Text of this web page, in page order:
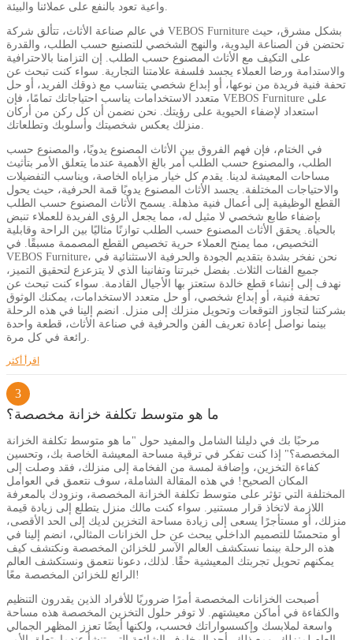
في عالم صناعة الأثاث، تتألق شركة VEBOS Furniture بشكل مشرق، حيث
تحتضن فن الصناعة اليدوية، والنهج الشخصي للتصنيع حسب الطلب، والقدرة
على التكيف مع الأثاث المصنوع حسب الطلب. إن التزامنا بالاحترافية
والاستدامة ورضا العملاء يجسد فلسفة علامتنا التجارية. سواء كنت تبحث عن
تحفة فنية فريدة من نوعها، أو إبداع شخصي يتناسب مع ذوقك الفريد، أو حل
متعدد الاستخدامات يناسب احتياجاتك تمامًا، فإن VEBOS Furniture على
استعداد لإضفاء الحيوية على رؤيتك. نحن نضمن أن كل ركن من أركان
في الختام، فإن فهم الفروق بين الأثاث المصنوع يدويًا، والمصنوع حسب
الطلب، والمصنوع حسب الطلب أمر بالغ الأهمية عندما يتعلق الأمر بتأثيث
مساحات المعيشة لدينا. يقدم كل خيار مزاياه الخاصة، ويناسب التفضيلات
والاحتياجات المختلفة. يجسد الأثاث المصنوع يدويًا قمة الحرفية، حيث يحول
القطع الوظيفية إلى أعمال فنية مذهلة. يسمح الأثاث المصنوع حسب الطلب
بإضفاء طابع شخصي لا مثيل له، مما يجعل الرؤى الفريدة للعملاء تنبض
بالحياة. يحقق الأثاث المصنوع حسب الطلب توازنًا مثاليًا بين الراحة وقابلية
التخصيص، مما يمنح العملاء حرية تخصيص القطع المصممة مسبقًا. في
VEBOS Furniture، نحن نفخر بشدة بتقديم الجودة والحرفية الاستثنائية في
جميع الفئات الثلاث. بفضل خبرتنا وتفانينا الذي لا يتزعزع لتحقيق التميز،
نهدف إلى إنشاء قطع خالدة ستعتز بها الأجيال القادمة. سواء كنت تبحث عن
تحفة فنية، أو إبداع شخصي، أو حل متعدد الاستخدامات، يمكنك الوثوق
بشركتنا لتجاوز التوقعات وتحويل منزلك إلى منزل. انضم إلينا في هذه الرحلة
بينما نواصل إعادة تعريف الفن والحرفية في صناعة الأثاث، قطعة واحدة
اقرأ أكثر
3
ما هو متوسط ​​تكلفة خزانة مخصصة؟
مرحبًا بك في دليلنا الشامل والمفيد حول "ما هو متوسط ​​تكلفة الخزانة
المخصصة؟" إذا كنت تفكر في ترقية مساحة المعيشة الخاصة بك، وتحسين
كفاءة التخزين، وإضافة لمسة من الفخامة إلى منزلك، فقد وصلت إلى
المكان الصحيح! في هذه المقالة الشاملة، سوف نتعمق في العوامل
المختلفة التي تؤثر على متوسط ​​تكلفة الخزانة المخصصة، ونزودك بالمعرفة
اللازمة لاتخاذ قرار مستنير. سواء كنت مالك منزل يتطلع إلى زيادة قيمة
منزلك، أو مستأجرًا يسعى إلى زيادة مساحة التخزين لديك إلى الحد الأقصى،
أو متحمسًا للتصميم الداخلي يبحث عن حل الخزانات المثالي، انضم إلينا في
هذه الرحلة بينما نستكشف العالم الآسر للخزائن المخصصة ونكتشف كيف
يمكنهم تحويل تجربتك المعيشية حقًا. لذلك، دعونا نتعمق ونستكشف العالم
الرائع للخزائن المخصصة معًا!
أصبحت الخزانات المخصصة أمرًا ضروريًا للأفراد الذين يقدرون التنظيم
والكفاءة في أماكن معيشتهم. لا توفر حلول التخزين المخصصة هذه مساحة
واسعة لملابسك وإكسسواراتك فحسب، ولكنها أيضًا تعزز المظهر الجمالي